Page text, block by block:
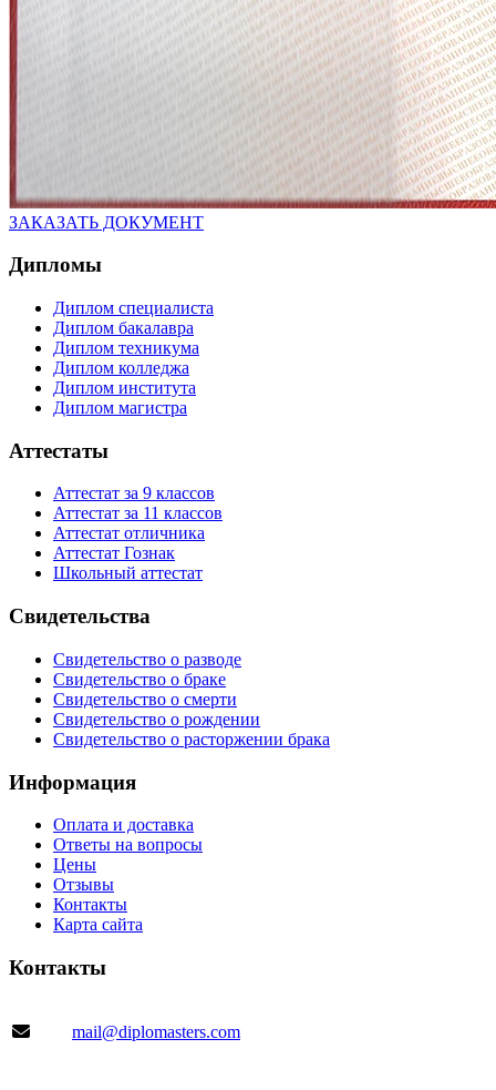
ЗАКАЗАТЬ ДОКУМЕНТ
Дипломы
Диплом специалиста
Диплом бакалавра
Диплом техникума
Диплом колледжа
Диплом института
Диплом магистра
Аттестаты
Аттестат за 9 классов
Аттестат за 11 классов
Аттестат отличника
Аттестат Гознак
Школьный аттестат
Свидетельства
Свидетельство о разводе
Свидетельство о браке
Свидетельство о смерти
Свидетельство о рождении
Свидетельство о расторжении брака
Информация
Оплата и доставка
Ответы на вопросы
Цены
Отзывы
Контакты
Карта сайта
Контакты
mail@diplomasters.com